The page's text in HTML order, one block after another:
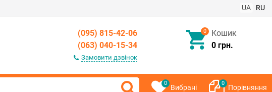
UA RU
(095) 815-42-06
(063) 040-15-34
Замовити дзвінок
0
Кошик
0 грн.
0 Вибрані 0 Порівняння